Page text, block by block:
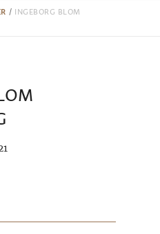
/ INGEBORG BLOM